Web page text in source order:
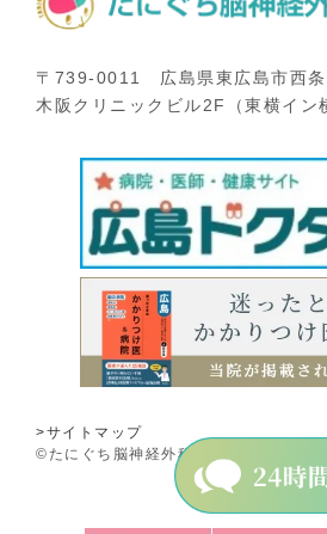
〒739-0011 広島県東広島市西
木阪クリニックビル2F（東横イン
>サイトマップ
©たにぐち脳神経外科クリニック.